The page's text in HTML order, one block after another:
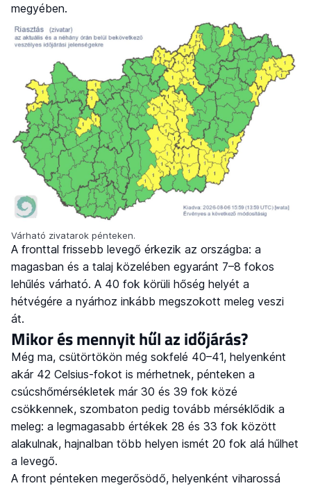
megyében.
Várható zivatarok pénteken.
A fronttal frissebb levegő érkezik az országba: a
magasban és a talaj közelében egyaránt 7–8 fokos
lehűlés várható. A 40 fok körüli hőség helyét a
hétvégére a nyárhoz inkább megszokott meleg veszi
át.
Mikor és mennyit hűl az időjárás?
Még ma, csütörtökön még sokfelé 40–41, helyenként
akár 42 Celsius-fokot is mérhetnek, pénteken a
csúcshőmérsékletek már 30 és 39 fok közé
csökkennek, szombaton pedig tovább mérséklődik a
meleg: a legmagasabb értékek 28 és 33 fok között
alakulnak, hajnalban több helyen ismét 20 fok alá hűlhet
a levegő.
A front pénteken megerősödő, helyenként viharossá